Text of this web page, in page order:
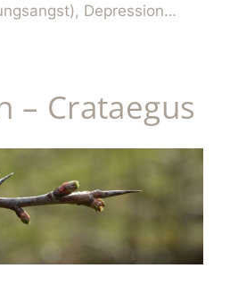
Depression…
– Crataegus